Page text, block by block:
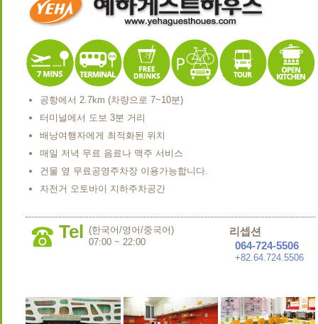
공항에서 2.7km (차량으로 7~10분)
터미널에서 도보 3분 거리
배낭여행자에게 최적화된 위치
매일 저녁 무료 음료나 맥주 서비스
건물 옆 무료공영주차장 이용가능합니다.
자전거 오토바이 지하주차공간
Tel (한국어/영어/중국어)
07:00 ~ 22:00
리셉션
064-724-5506
+82.64.724.5506